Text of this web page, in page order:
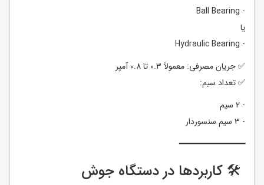
- Ball Bearing
یا
- Hydraulic Bearing
✅ جریان مصرفی: معمولاً 0.3 تا 0.8 آمپر
✅ تعداد سیم:
- 2 سیم
- 3 سیم سنسوردار
━━━━━━━━━━━━━━
🛠 کاربردها در دستگاه جوش